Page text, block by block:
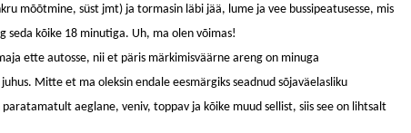
mõõtmine, süst jmt) ja tormasin läbi jää, lume ja vee bussipeatusesse, mis
seda kõike 18 minutiga. Uh, ma olen võimas!
ette autosse, nii et päris märkimisväärne areng on minuga
Mitte et ma oleksin endale eesmärgiks seadnud sõjaväelasliku
aeglane, veniv, toppav ja kõike muud sellist, siis see on lihtsalt